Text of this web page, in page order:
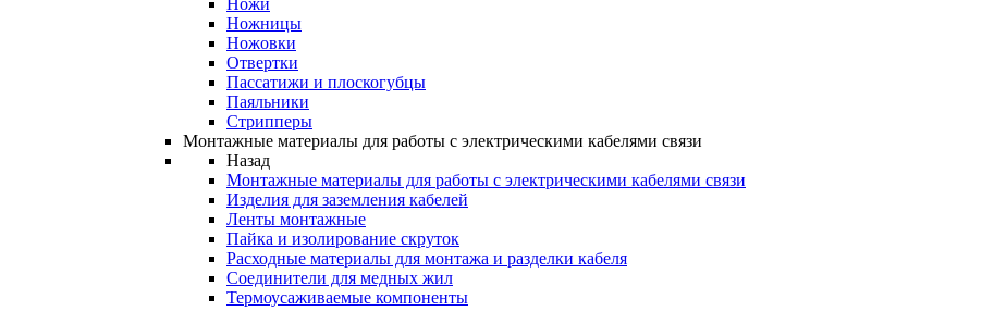
Ножи
Ножницы
Ножовки
Отвертки
Пассатижи и плоскогубцы
Паяльники
Стрипперы
Монтажные материалы для работы с электрическими кабелями связи
Назад
Монтажные материалы для работы с электрическими кабелями связи
Изделия для заземления кабелей
Ленты монтажные
Пайка и изолирование скруток
Расходные материалы для монтажа и разделки кабеля
Соединители для медных жил
Термоусаживаемые компоненты